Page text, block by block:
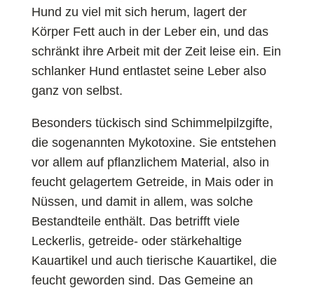
Hund zu viel mit sich herum, lagert der
Körper Fett auch in der Leber ein, und das
schränkt ihre Arbeit mit der Zeit leise ein. Ein
schlanker Hund entlastet seine Leber also
ganz von selbst.
Besonders tückisch sind Schimmelpilzgifte,
die sogenannten Mykotoxine. Sie entstehen
vor allem auf pflanzlichem Material, also in
feucht gelagertem Getreide, in Mais oder in
Nüssen, und damit in allem, was solche
Bestandteile enthält. Das betrifft viele
Leckerlis, getreide- oder stärkehaltige
Kauartikel und auch tierische Kauartikel, die
feucht geworden sind. Das Gemeine an